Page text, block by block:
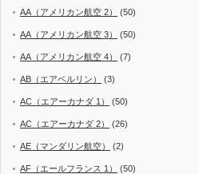
AA（アメリカン航空 2） (50)
AA（アメリカン航空 3） (50)
AA（アメリカン航空 4） (7)
AB（エアベルリン） (3)
AC（エアーカナダ 1） (50)
AC（エアーカナダ 2） (26)
AE（マンダリン航空） (2)
AF（エールフランス 1） (50)